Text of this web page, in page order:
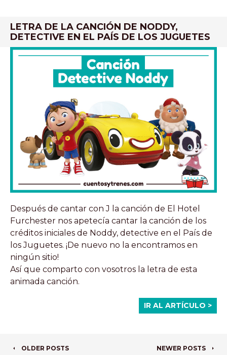
LETRA DE LA CANCIÓN DE NODDY,
DETECTIVE EN EL PAÍS DE LOS JUGUETES
Después de cantar con J la canción de El Hotel
Furchester nos apetecía cantar la canción de los
créditos iniciales de Noddy, detective en el País de
los Juguetes. ¡De nuevo no la encontramos en
ningún sitio!
Así que comparto con vosotros la letra de esta
animada canción.
IR AL ARTÍCULO >
OLDER POSTS NEWER POSTS